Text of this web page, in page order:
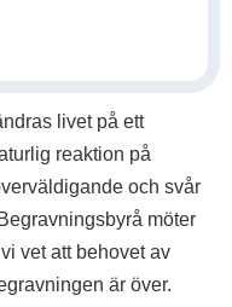
livet på ett
reaktion på
och svår
möter
vet att behovet av
är över.